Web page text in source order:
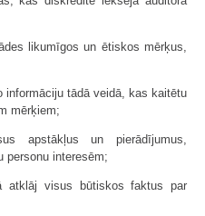
likumīgos un ētiskos mērķus,
informāciju tādā veidā, kas kaitētu
mērķiem;
apstākļus un pierādījumus,
personu interesēm;
atklāj visus būtiskos faktus par